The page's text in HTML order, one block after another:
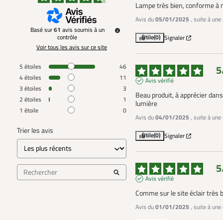
Basé sur61 avis soumis à un
contrôle
Voir tous les avis sur ce site
5 étoiles
46
4étoiles
11
3 étoiles
3
2 étoiles
1
1 étoile 0
Trier les avis
Lampe très bien, conforme
Avis du05/01/2025 , suite à
Utile(0) Signaler
5
Avis vérifié
Beau produit, à apprécier
lumière
Avis du04/01/2025 , suite à
Utile(0) Signaler
5
Avis vérifié
Comme sur le site éclair très
Avis du01/01/2025 , suite à